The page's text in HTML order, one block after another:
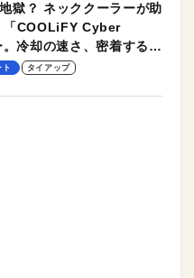
獄？ ネッククーラーが助
「COOLiFY Cyber
冷却の速さ、密着する冷
プルな操作性がグッド！
ト タイアップ